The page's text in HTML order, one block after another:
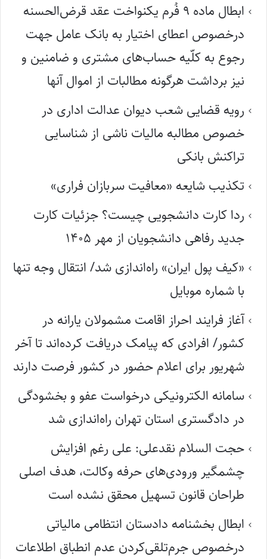
ابطال ماده ۹ فُرم یکنواخت عقد قرض‌الحسنه
درخصوص اعطای اختیار به بانک عامل جهت
رجوع به کلّیه حساب‌های مشتری و ضامنین و
نیز برداشت هرگونه مطالبات از اموال آنها
رویه قضایی شعب دیوان عدالت اداری در
خصوص مطالبه مالیات ناشی از شناسایی
تراکنش بانکی
تکذیب شایعه «معافیت سربازان فراری»
ردا کارت دانشجویی چیست؟ جزئیات کارت
جدید رفاهی دانشجویان از مهر ۱۴۰۵
«کیف پول ایران» راه‌اندازی شد/ انتقال وجه تنها
با شماره موبایل
آغاز فرایند احراز اقامت مشمولان یارانه در
کشور/ افرادی که پیامک دریافت کرده‌اند تا آخر
شهریور برای اعلام حضور در کشور فرصت دارند
سامانه الکترونیکی درخواست عفو و بخشودگی
در دادگستری استان تهران راه‌اندازی شد
حجت السلام نقدعلی: علی رغم افزایش
چشمگیر ورودی‌های حرفه وکالت، هدف اصلی
طراحان قانون تسهیل محقق نشده است
ابطال بخشنامه دادستان انتظامی مالیاتی
درخصوص جرم‌تلقی‌کردن عدم انطباق اطلاعات